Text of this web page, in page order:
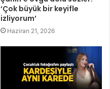
‘Çok büyük bir keyifle
izliyorum’
Haziran 21, 2026